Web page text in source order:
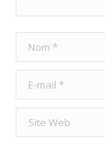
Nom *
E-mail *
Site Web